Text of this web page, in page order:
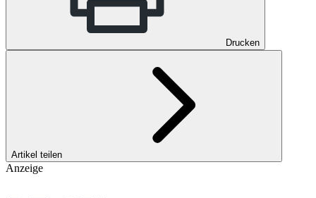
Drucken
Artikel teilen
Anzeige